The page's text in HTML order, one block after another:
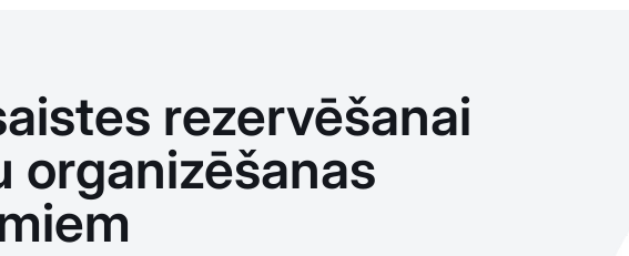
rezervēšanai
organizēšanas